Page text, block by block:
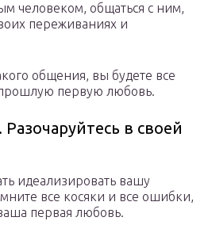
человеком, общаться с ним,
переживаниях и
общения, вы будете все
первую любовь.
в своей
идеализировать вашу
все косяки и все ошибки,
первая любовь.